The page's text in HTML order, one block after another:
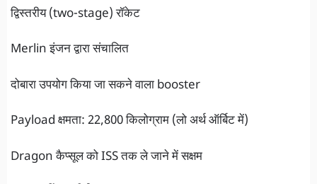
द्विस्तरीय (two-stage) रॉकेट
Merlin इंजन द्वारा संचालित
दोबारा उपयोग किया जा सकने वाला booster
Payload क्षमता: 22,800 किलोग्राम (लो अर्थ ऑर्बिट में)
Dragon कैप्सूल को ISS तक ले जाने में सक्षम